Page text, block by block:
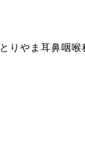
とりやま耳鼻咽喉